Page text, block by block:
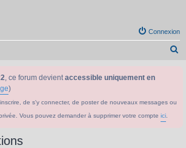
Connexion
, ce forum devientaccessible uniquement en
)
de s'y connecter, de poster de nouveaux messages ou
Vous pouvez demander à supprimer votre compte ici